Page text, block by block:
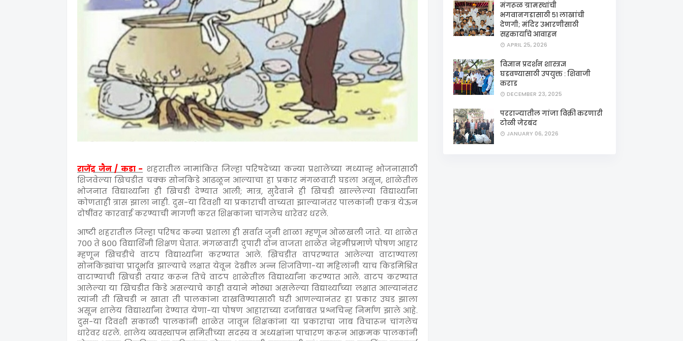
राजेंद्र जैन / कडा - शहरातील नामांकित जिल्हा परिषदेच्या कन्या प्रशालेच्या मध्यान्ह भोजनासाठी
शिजवेल्या खिचडीत चक्क सोनकिडे आढळून आल्याचा हा प्रकार मंगळवारी घडला असून, शाळेतील
भोजनात विद्यार्थ्यांना ही खिचडी देण्यात आली; मात्र, सुदैवाने ही खिचडी खाल्लेल्या विद्यार्थ्यांना
कोणताही त्रास झाला नाही. दुस-या दिवशी या प्रकाराची वाच्यता झाल्यानंतर पालकांनी एकत्र येऊन
दोषींवर कारवाई करण्याची मागणी करत शिक्षकांना चांगलेच धारेवर धरले.
आष्टी शहरातील जिल्हा परिषद कन्या प्रशाला ही सर्वात जुनी शाळा म्हणून ओळखली जाते. या शाळेत
७०० ते ८०० विद्यार्थिनी शिक्षण घेतात. मंगळवारी दुपारी दोन वाजता शाळेत नेहमीप्रमाणे पोषण आहार
म्हणून खिचडीचे वाटप विद्यार्थ्यांना करण्यात आले. खिचडीत वापरण्यात आलेल्या वाटाण्याला
सोनकिड्यांचा प्रादूर्भाव झाल्याचे लक्षात येवून देखील अन्न शिजविणा-या महिलांनी याच किडमिश्रित
वाटाण्याची खिचडी तयार करून तिचे वाटप शाळेतील विद्यार्थ्यांना करण्यात आले. वाटप करण्यात
आलेल्या या खिचडीत किडे असल्याचे काही वयाने मोठ्या असलेल्या विद्यार्थ्यांच्या लक्षात आल्यानंतर
त्यांनी ती खिचडी न खाता ती पालकांना दाखविण्यासाठी घरी आणल्यानंतर हा प्रकार उघड झाला
असून शालेय विद्यार्थ्यांना देण्यात येणा-या पोषण आहाराच्या दर्जाबाबत प्रश्नचिन्ह निर्माण झाले आहे.
दुस-या दिवशी सकाळी पालकांनी शाळेत जावून शिक्षकांना या प्रकाराचा जाब विचारून चांगलेच
धारेवर धरले. शालेय व्यवस्थापन समितीच्या सदस्य व अध्यक्षांना पाचारण करून आक्रमक पालकांनी
मंगरूळ ग्रामस्थांची
भगवानगडासाठी ५१ लाखांची
देणगी; मंदिर उभारणीसाठी
सहकार्याचे आवाहन
APRIL 25, 2026
विज्ञान प्रदर्शन शास्त्रज्ञ
घडवण्यासाठी उपयुक्त : शिवाजी
कराड
DECEMBER 23, 2025
परराज्यातील गांजा विक्री करणारी
टोळी जेरबंद
JANUARY 06, 2026